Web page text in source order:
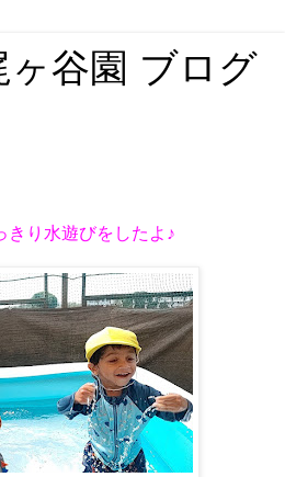
ヶ谷園 ブログ
きり水遊びをしたよ♪